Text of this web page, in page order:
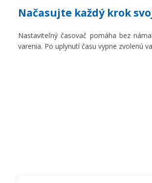
Načasujte každý krok
Nastaviteľný časovač pomáha bez
varenia. Po uplynutí času vypne zvolenú